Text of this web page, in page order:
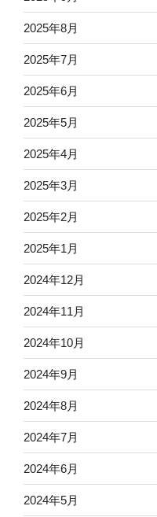
2025年8月
2025年7月
2025年6月
2025年5月
2025年4月
2025年3月
2025年2月
2025年1月
2024年12月
2024年11月
2024年10月
2024年9月
2024年8月
2024年7月
2024年6月
2024年5月